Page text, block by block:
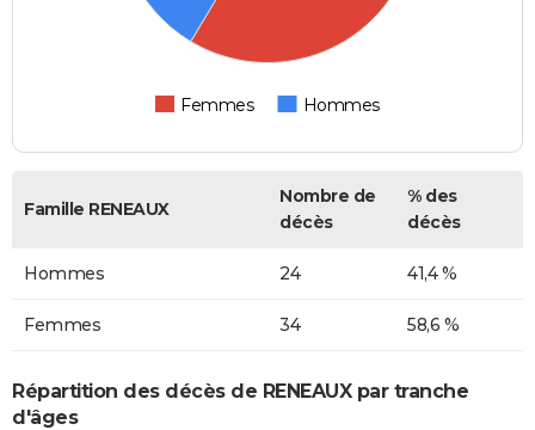
Femmes Hommes
Famille RENEAUX
Nombre de
décès
% des
décès
Hommes 24 41,4 %
Femmes 34 58,6 %
Répartition des décès de RENEAUX par tranche
d'âges